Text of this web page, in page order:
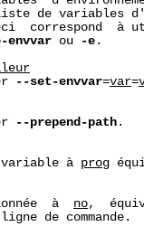
de variables
correspond  à
envvar ou -e .
--set-envvar=var=
--prepend-path .
à
prog
à
no,
de commande.